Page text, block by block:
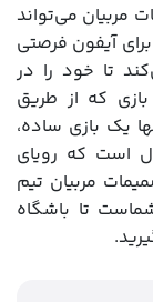
مربیان می‌تواند
آیفون فرصتی
تا خود را در
که از طریق
یک بازی ساده،
است که رویای
مربیان تیم
تا باشگاه